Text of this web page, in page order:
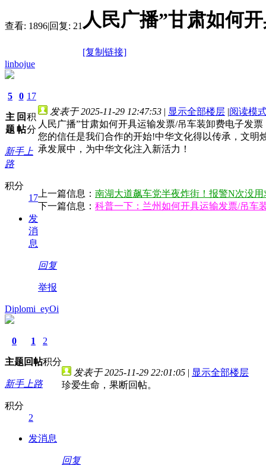
查看: 1896|回复: 21 人民广播”甘肃如何
[复制链接]
linbojue
5
主
题
0
回
帖
17
积
分
新手上
路
积分
17
发
消
息
发表于 2025-11-29 12:47:53 | 显示全部楼层 |阅读模
人民广播”甘肃如何开具运输发票/吊车装卸费电子发
您的信任是我们合作的开始!中华文化得以传承，文
承发展中，为中华文化注入新活力！
上一篇信息： 南湖大道飙车党半夜炸街！报警N次没
下一篇信息： 科普一下：兰州如何开具运输发票/吊车
回复
举报
Diplomi_eyOi
0
主题
1
回帖
2
积分
新手上路
积分
2
发消息
发表于 2025-11-29 22:01:05 | 显示全部楼层
珍爱生命，果断回帖。
回复